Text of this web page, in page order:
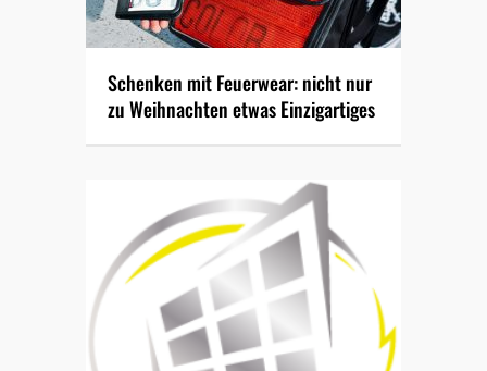
Schenken mit Feuerwear: nicht nur
zu Weihnachten etwas Einzigartiges